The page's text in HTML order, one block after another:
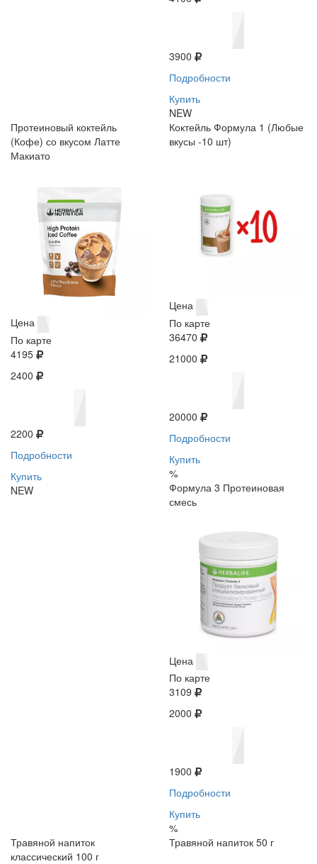
3900
Подробности
Купить
NEW
Протеиновый коктейль
(Кофе) со вкусом Латте
Макиато
Цена
По карте
4195
2400
2200
Подробности
Купить
NEW
Коктейль Формула 1 (Любые
вкусы -10 шт)
Цена
По карте
36470
21000
20000
Подробности
Купить
%
Формула 3 Протеиновая
смесь
Цена
По карте
3109
2000
1900
Подробности
Купить
%
Травяной напиток
классический 100 г
Травяной напиток 50 г